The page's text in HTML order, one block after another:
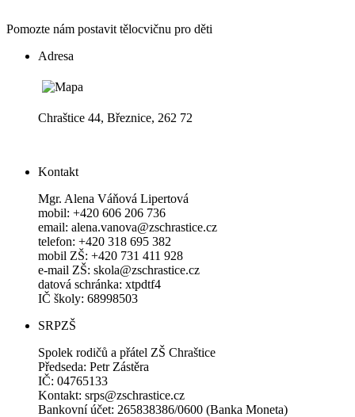
Pomozte nám postavit tělocvičnu pro děti
Adresa
Chraštice 44, Březnice, 262 72
Kontakt
Mgr. Alena Váňová Lipertová
mobil: +420 606 206 736
email: alena.vanova@zschrastice.cz
telefon: +420 318 695 382
mobil ZŠ: +420 731 411 928
e-mail ZŠ: skola@zschrastice.cz
datová schránka: xtpdtf4
IČ školy: 68998503
SRPZŠ
Spolek rodičů a přátel ZŠ Chraštice
Předseda: Petr Zástěra
IČ: 04765133
Kontakt: srps@zschrastice.cz
Bankovní účet: 265838386/0600 (Banka Moneta)